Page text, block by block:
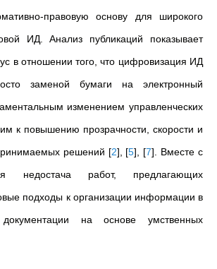
правовую основу для широкого
ИД. Анализ публикаций показывает
в отношении того, что цифровизация ИД
заменой бумаги на электронный
изменением управленческих
к повышению прозрачности, скорости и
решений [2] [5] [7] . Вместе с
недостача работ, предлагающих
подходы к организации информации в
документации на основе умственных